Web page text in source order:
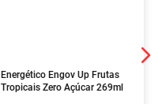
Energético Engov Up Frutas
Tropicais Zero Açúcar 269ml